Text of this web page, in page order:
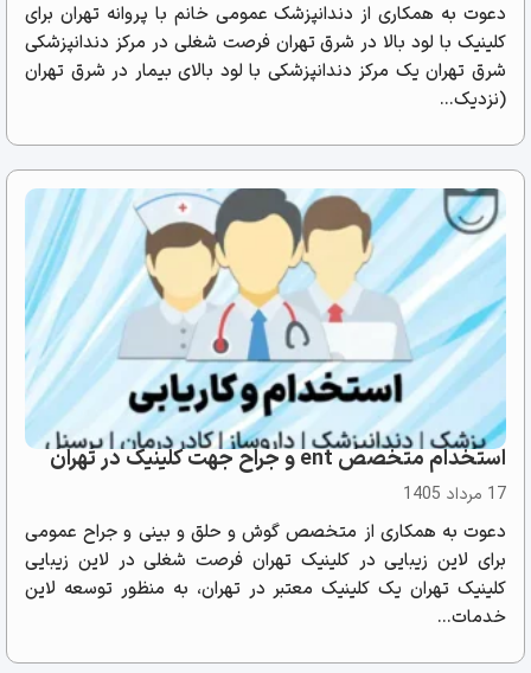
دعوت به همکاری از دندانپزشک عمومی خانم با پروانه تهران برای
کلینیک با لود بالا در شرق تهران فرصت شغلی در مرکز دندانپزشکی
شرق تهران یک مرکز دندانپزشکی با لود بالای بیمار در شرق تهران
(نزدیک...
استخدام متخصص ent و جراح جهت کلینیک در تهران
17 مرداد 1405
دعوت به همکاری از متخصص گوش و حلق و بینی و جراح عمومی
برای لاین زیبایی در کلینیک تهران فرصت شغلی در لاین زیبایی
کلینیک تهران یک کلینیک معتبر در تهران، به منظور توسعه لاین
خدمات...